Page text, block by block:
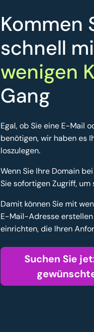
Kommen
schnell
wenigen
Gang
Egal, ob Sie eine E-Mail
benötigen, wir haben es
loszulegen.
Wenn Sie Ihre Domain
Sie sofortigen Zugriff,
Damit können Sie mit
E-Mail-Adresse
einrichten, die Ihren
Suchen Sie